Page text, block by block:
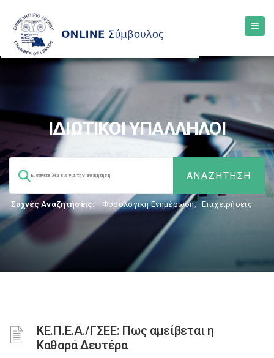
ΙΔΙΩΤΙΚΟΙ ΥΠΑΛΛΗΛΟΙ
Συχνές Αναζητήσεις: Φορολογικη Ενημέρωση, Επιχειρήσεις
ΚΕ.Π.Ε.Α./ΓΣΕΕ: Πως αμείβεται η
Καθαρά Δευτέρα